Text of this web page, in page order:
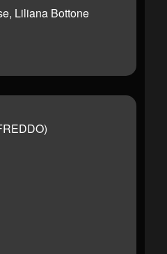
Liliana Bottone